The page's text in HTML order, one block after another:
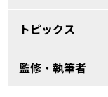
トピックス
監修・執筆者